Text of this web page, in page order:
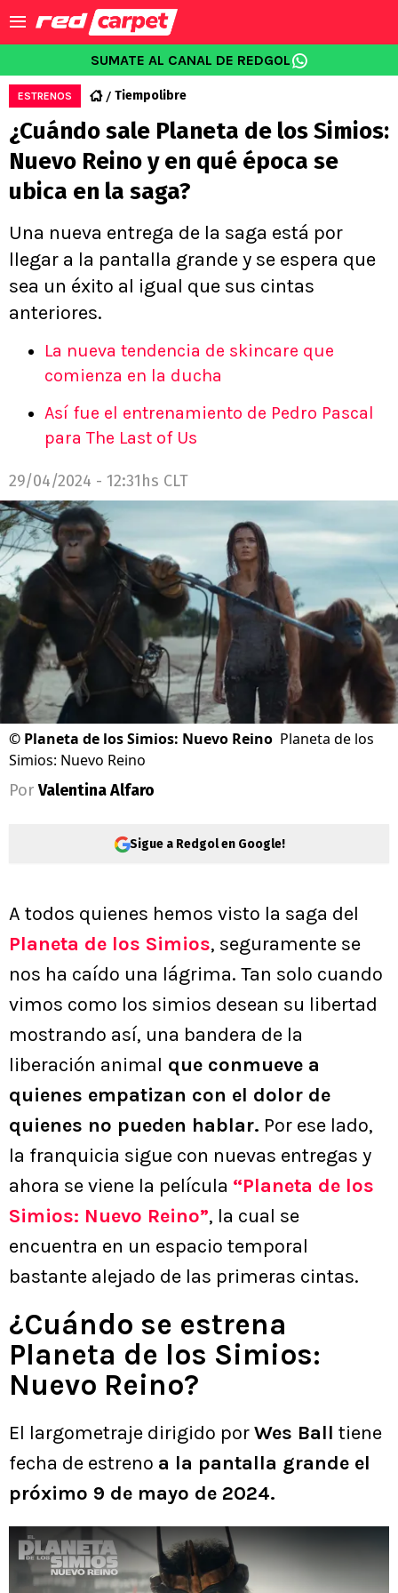
SUMATE AL CANAL DE REDGOL
ESTRENOS Tiempolibre
¿Cuándo sale Planeta de los Simios:
Nuevo Reino y en qué época se
ubica en la saga?
Una nueva entrega de la saga está por
llegar a la pantalla grande y se espera que
sea un éxito al igual que sus cintas
anteriores.
La nueva tendencia de skincare que
comienza en la ducha
Así fue el entrenamiento de Pedro Pascal
para The Last of Us
29/04/2024 - 12:31hs CLT
© Planeta de los Simios: Nuevo Reino Planeta de los
Simios: Nuevo Reino
Por Valentina Alfaro
Sigue a Redgol en Google!
A todos quienes hemos visto la saga del
Planeta de los Simios, seguramente se
nos ha caído una lágrima. Tan solo cuando
vimos como los simios desean su libertad
mostrando así, una bandera de la
liberación animal que conmueve a
quienes empatizan con el dolor de
quienes no pueden hablar. Por ese lado,
la franquicia sigue con nuevas entregas y
ahora se viene la película “Planeta de los
Simios: Nuevo Reino”, la cual se
encuentra en un espacio temporal
bastante alejado de las primeras cintas.
¿Cuándo se estrena
Planeta de los Simios:
Nuevo Reino?
El largometraje dirigido porWes Ball tiene
fecha de estreno a la pantalla grande el
próximo 9 de mayo de 2024.